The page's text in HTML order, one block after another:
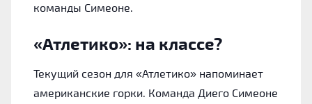
команды Симеоне.
«Атлетико»: на классе?
Текущий сезон для «Атлетико» напоминает
американские горки. Команда Диего Симеоне